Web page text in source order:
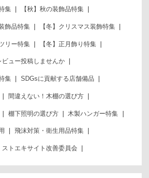
集 【秋】秋の装飾品特集
飾品特集 【冬】クリスマス装飾特集
リー特集 【冬】正月飾り特集
ビュー投稿しませんか
集 SDGsに貢献する店舗備品
間違えない！木棚の選び方
棚下照明の選び方 木製ハンガー特集
飛沫対策・衛生用品特集
ストエキサイト改善委員会